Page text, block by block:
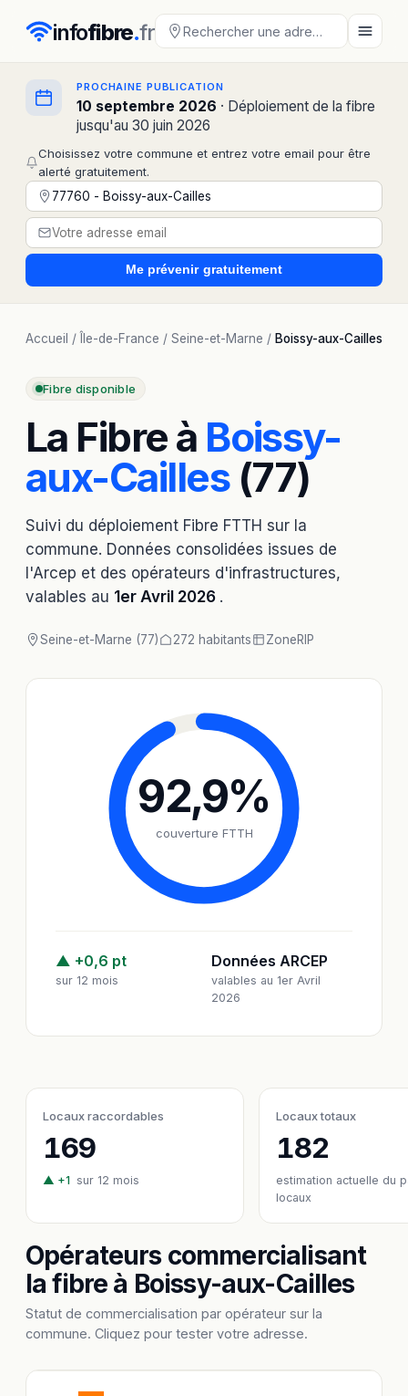
infofibre.fr
PROCHAINE PUBLICATION
10 septembre 2026 · Déploiement de la fibre
jusqu'au 30 juin 2026
Choisissez votre commune et entrez votre email pour être
alerté gratuitement.
Me prévenir gratuitement
Accueil / Île-de-France / Seine-et-Marne / Boissy-aux-Cailles
Fibre disponible
La Fibre à Boissy-
aux-Cailles(77)
Suivi du déploiement Fibre FTTH sur la
commune. Données consolidées issues de
l'Arcep et des opérateurs d'infrastructures,
valables au 1er Avril 2026 .
Seine-et-Marne (77) 272 habitants ZoneRIP
92,9%
couverture FTTH
▲ +0,6 pt
sur 12 mois
Données ARCEP
valables au 1er Avril
2026
Locaux raccordables
169
▲ +1 sur 12 mois
Locaux totaux
182
estimation actuelle du
locaux
Opérateurs commercialisant
la fibre à Boissy-aux-Cailles
Statut de commercialisation par opérateur sur la
commune. Cliquez pour tester votre adresse.